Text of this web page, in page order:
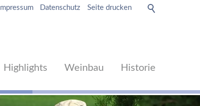
Impressum Datenschutz Seite drucken
Highlights Weinbau Historie